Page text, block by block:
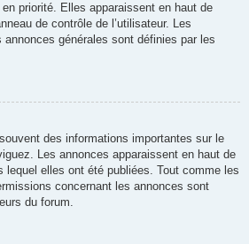
priorité. Elles apparaissent en haut de
de contrôle de l’utilisateur. Les
générales sont définies par les
des informations importantes sur le
Les annonces apparaissent en haut de
lequel elles ont été publiées. Tout comme les
concernant les annonces sont
du forum.